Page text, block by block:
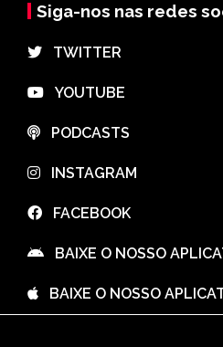
Siga-nos nas redes
⠀TWITTER
⠀YOUTUBE
⠀PODCASTS
⠀INSTAGRAM
⠀FACEBOOK
⠀BAIXE O NOSSO
⠀BAIXE O NOSSO